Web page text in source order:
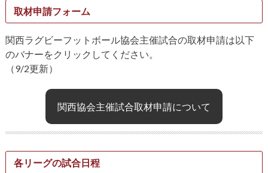
取材申請フォーム
関西ラグビーフットボール協会主催試合の取材申請は以下
のバナーをクリックしてください。
（9/2更新）
関西協会主催試合取材申請について
各リーグの試合日程